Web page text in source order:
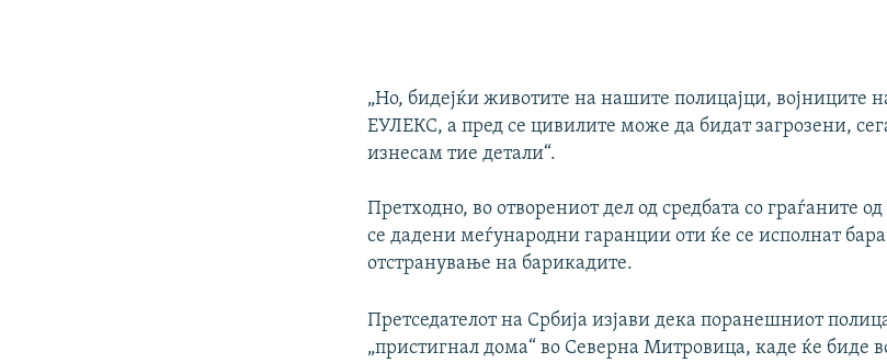
Auto
720p 1080p
„Но, бидејќи животите на нашите полицајци, војниците
ЕУЛЕКС, а пред се цивилите може да бидат загрозени,
изнесам тие детали“.
Претходно, во отворениот дел од средбата со граѓаните
се дадени меѓународни гаранции оти ќе се исполнат
отстранување на барикадите.
Претседателот на Србија изјави дека поранешниот
„пристигнал дома“ во Северна Митровица, каде ќе биде